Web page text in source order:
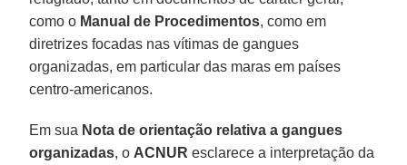
como o Manual de Procedimentos, como em
diretrizes focadas nas vítimas de gangues
organizadas, em particular das maras em países
centro-americanos.
Em sua Nota de orientação relativa a gangues
organizadas, o ACNUR esclarece a interpretação da